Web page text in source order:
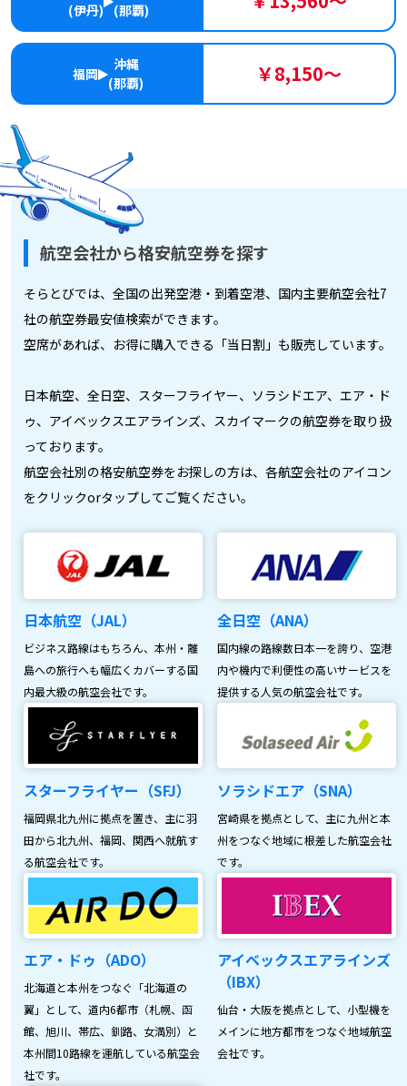
(伊丹)
(那覇)
福岡
沖縄
(那覇)
￥8,150～
航空会社から格安航空券を探す
そらとびでは、全国の出発空港・到着空港、国内主要航空会社7
社の航空券最安値検索ができます。
空席があれば、お得に購入できる「当日割」も販売しています。
日本航空、全日空、スターフライヤー、ソラシドエア、エア・ド
ゥ、アイベックスエアラインズ、スカイマークの航空券を取り扱
っております。
航空会社別の格安航空券をお探しの方は、各航空会社のアイコン
をクリックorタップしてご覧ください。
日本航空（JAL）
ビジネス路線はもちろん、本州・離
島への旅行へも幅広くカバーする国
内最大級の航空会社です。
全日空（ANA）
国内線の路線数日本一を誇り、空港
内や機内で利便性の高いサービスを
提供する人気の航空会社です。
スターフライヤー（SFJ）
福岡県北九州に拠点を置き、主に羽
田から北九州、福岡、関西へ就航す
る航空会社です。
ソラシドエア（SNA）
宮崎県を拠点として、主に九州と本
州をつなぐ地域に根差した航空会社
です。
エア・ドゥ（ADO）
北海道と本州をつなぐ「北海道の
翼」として、道内6都市（札幌、函
館、旭川、帯広、釧路、女満別）と
本州間10路線を運航している航空会
社です。
アイベックスエアラインズ
（IBX）
仙台・大阪を拠点として、小型機を
メインに地方都市をつなぐ地域航空
会社です。